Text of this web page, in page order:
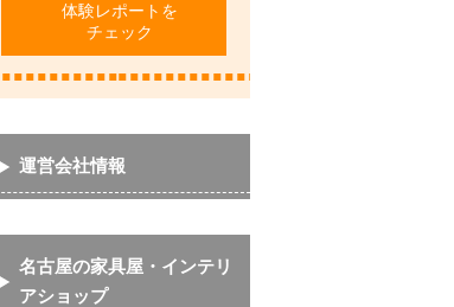
体験レポートを
チェック
運営会社情報
名古屋の家具屋・インテリ
アショップ